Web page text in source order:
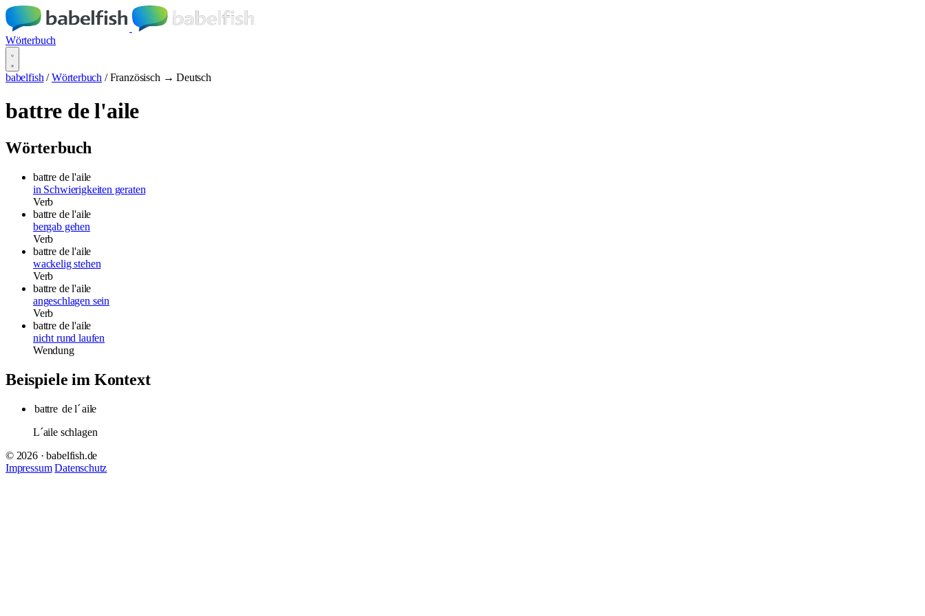
Wörterbuch
babelfish / Wörterbuch / Französisch → Deutsch
battre de l'aile
Wörterbuch
battre de l'aile
in Schwierigkeiten geraten
Verb
battre de l'aile
bergab gehen
Verb
battre de l'aile
wackelig stehen
Verb
battre de l'aile
angeschlagen sein
Verb
battre de l'aile
nicht rund laufen
Wendung
Beispiele im Kontext
battre de l´aile
L´aile schlagen
© 2026 · babelfish.de
Impressum Datenschutz